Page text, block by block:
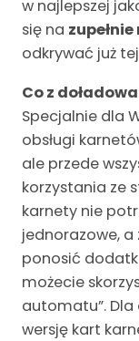
w najlepszej
się na
odkrywać już
Co z
Specjalnie dla
obsługi
ale przede
korzystania ze
karnety nie
jednorazowe,
ponosić
możecie
automatu”.
wersję kart